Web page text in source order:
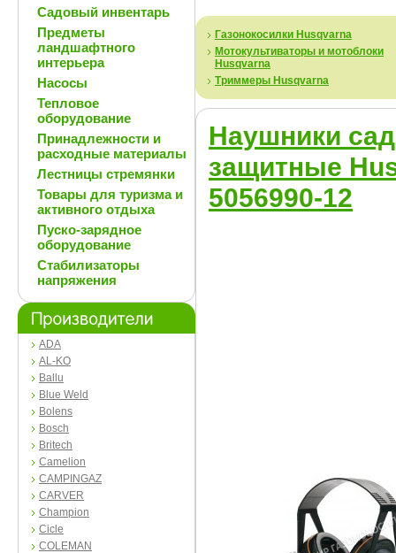
Садовый инвентарь
Предметы
ландшафтного
интерьера
Насосы
Тепловое
оборудование
Принадлежности и
расходные материалы
Лестницы стремянки
Товары для туризма и
активного отдыха
Пуско-зарядное
оборудование
Стабилизаторы
напряжения
ADA
AL-KO
Ballu
Blue Weld
Bolens
Bosch
Britech
Camelion
CAMPINGAZ
CARVER
Champion
Cicle
COLEMAN
Газонокосилки Husqvarna
Мотокультиваторы и мотоблоки
Husqvarna
Триммеры Husqvarna
Hаушники
защитные
5056990-12